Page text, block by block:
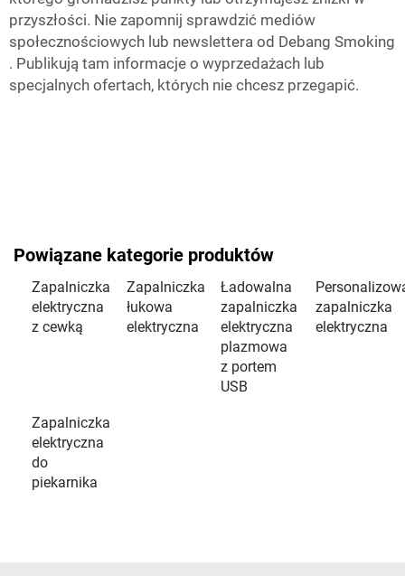
przyszłości. Nie zapomnij sprawdzić mediów
społecznościowych lub newslettera od Debang Smoking
. Publikują tam informacje o wyprzedażach lub
specjalnych ofertach, których nie chcesz przegapić.
Powiązane kategorie produktów
Zapalniczka
elektryczna
z cewką
Zapalniczka
łukowa
elektryczna
Ładowalna
zapalniczka
elektryczna
plazmowa
z portem
USB
zapalniczka
elektryczna
Zapalniczka
elektryczna
do
piekarnika